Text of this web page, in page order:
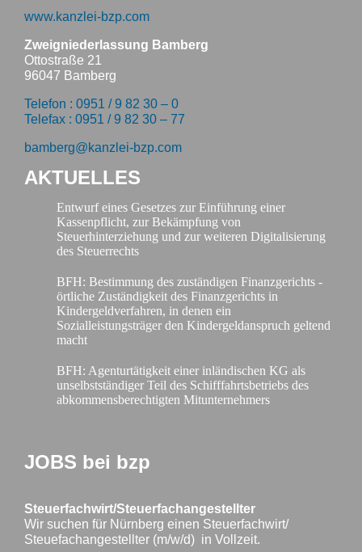
www.kanzlei-bzp.com
Zweigniederlassung Bamberg
Ottostraße 21
96047 Bamberg
Telefon : 0951 / 9 82 30 – 0
Telefax : 0951 / 9 82 30 – 77
bamberg@kanzlei-bzp.com
AKTUELLES
Entwurf eines Gesetzes zur Einführung einer
Kassenpflicht, zur Bekämpfung von
Steuerhinterziehung und zur weiteren Digitalisierung
des Steuerrechts
BFH: Bestimmung des zuständigen Finanzgerichts -
örtliche Zuständigkeit des Finanzgerichts in
Kindergeldverfahren, in denen ein
Sozialleistungsträger den Kindergeldanspruch geltend
macht
BFH: Agenturtätigkeit einer inländischen KG als
unselbstständiger Teil des Schifffahrtsbetriebs des
abkommensberechtigten Mitunternehmers
JOBS bei bzp
Steuerfachwirt/Steuerfachangestellter
Wir suchen für Nürnberg einen Steuerfachwirt/
Steuefachangestellter (m/w/d) in Vollzeit.